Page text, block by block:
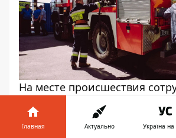
На месте происшествия
пожарно-спасательной части
Главная Актуально Україна на